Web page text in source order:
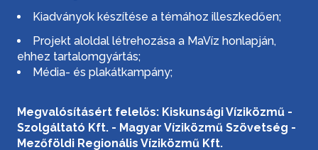
Kiadványok készítése a témához illeszkedően;
Projekt aloldal létrehozása a MaVíz honlapján,
ehhez tartalomgyártás;
Média- és plakátkampány;
Megvalósításért felelős: Kiskunsági Víziközmű -
Szolgáltató Kft. - Magyar Víziközmű Szövetség -
Mezőföldi Regionális Víziközmű Kft.